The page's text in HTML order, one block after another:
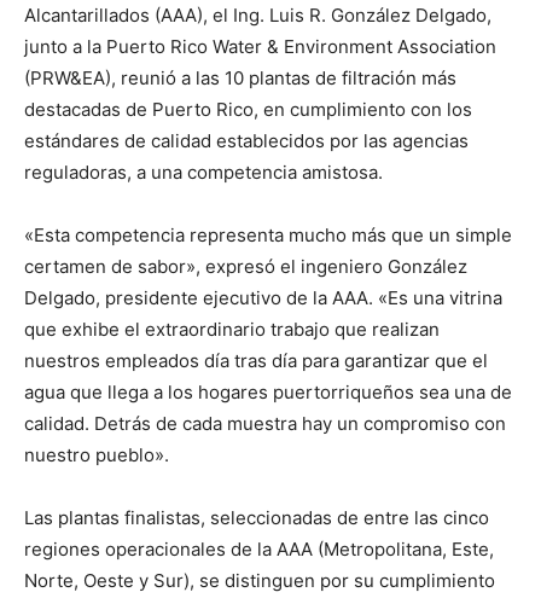
Alcantarillados (AAA), el Ing. Luis R. González Delgado,
junto a la Puerto Rico Water & Environment Association
(PRW&EA), reunió a las 10 plantas de filtración más
destacadas de Puerto Rico, en cumplimiento con los
estándares de calidad establecidos por las agencias
reguladoras, a una competencia amistosa.
«Esta competencia representa mucho más que un simple
certamen de sabor», expresó el ingeniero González
Delgado, presidente ejecutivo de la AAA. «Es una vitrina
que exhibe el extraordinario trabajo que realizan
nuestros empleados día tras día para garantizar que el
agua que llega a los hogares puertorriqueños sea una de
calidad. Detrás de cada muestra hay un compromiso con
nuestro pueblo».
Las plantas finalistas, seleccionadas de entre las cinco
regiones operacionales de la AAA (Metropolitana, Este,
Norte, Oeste y Sur), se distinguen por su cumplimiento